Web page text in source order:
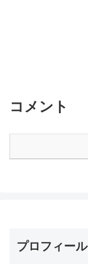
コメント
プロフィール